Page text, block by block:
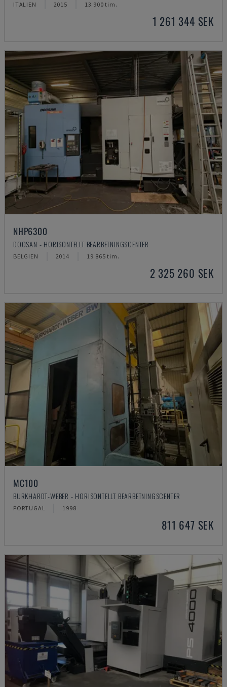
ITALIEN 2015 13.900 tim.
1 261 344 SEK
NHP6300
DOOSAN - HORISONTELLT BEARBETNINGSCENTER
BELGIEN 2014 19.865 tim.
2 325 260 SEK
MC100
BURKHARDT-WEBER - HORISONTELLT BEARBETNINGSCENTER
PORTUGAL 1998
811 647 SEK